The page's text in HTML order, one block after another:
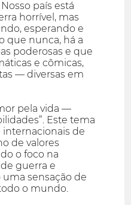
país está
horrível, mas
esperando e
que nunca, há a
poderosas e que
e cômicas,
— diversas em
pela vida —
Este tema
de
de valores
o foco na
guerra e
sensação de
o mundo.